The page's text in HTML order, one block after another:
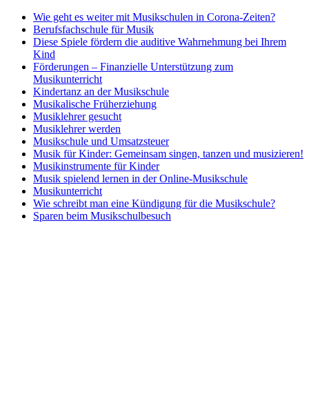
Wie geht es weiter mit Musikschulen in Corona-Zeiten?
Berufsfachschule für Musik
Diese Spiele fördern die auditive Wahrnehmung bei Ihrem
Kind
Förderungen – Finanzielle Unterstützung zum
Musikunterricht
Kindertanz an der Musikschule
Musikalische Früherziehung
Musiklehrer gesucht
Musiklehrer werden
Musikschule und Umsatzsteuer
Musik für Kinder: Gemeinsam singen, tanzen und musizieren!
Musikinstrumente für Kinder
Musik spielend lernen in der Online-Musikschule
Musikunterricht
Wie schreibt man eine Kündigung für die Musikschule?
Sparen beim Musikschulbesuch